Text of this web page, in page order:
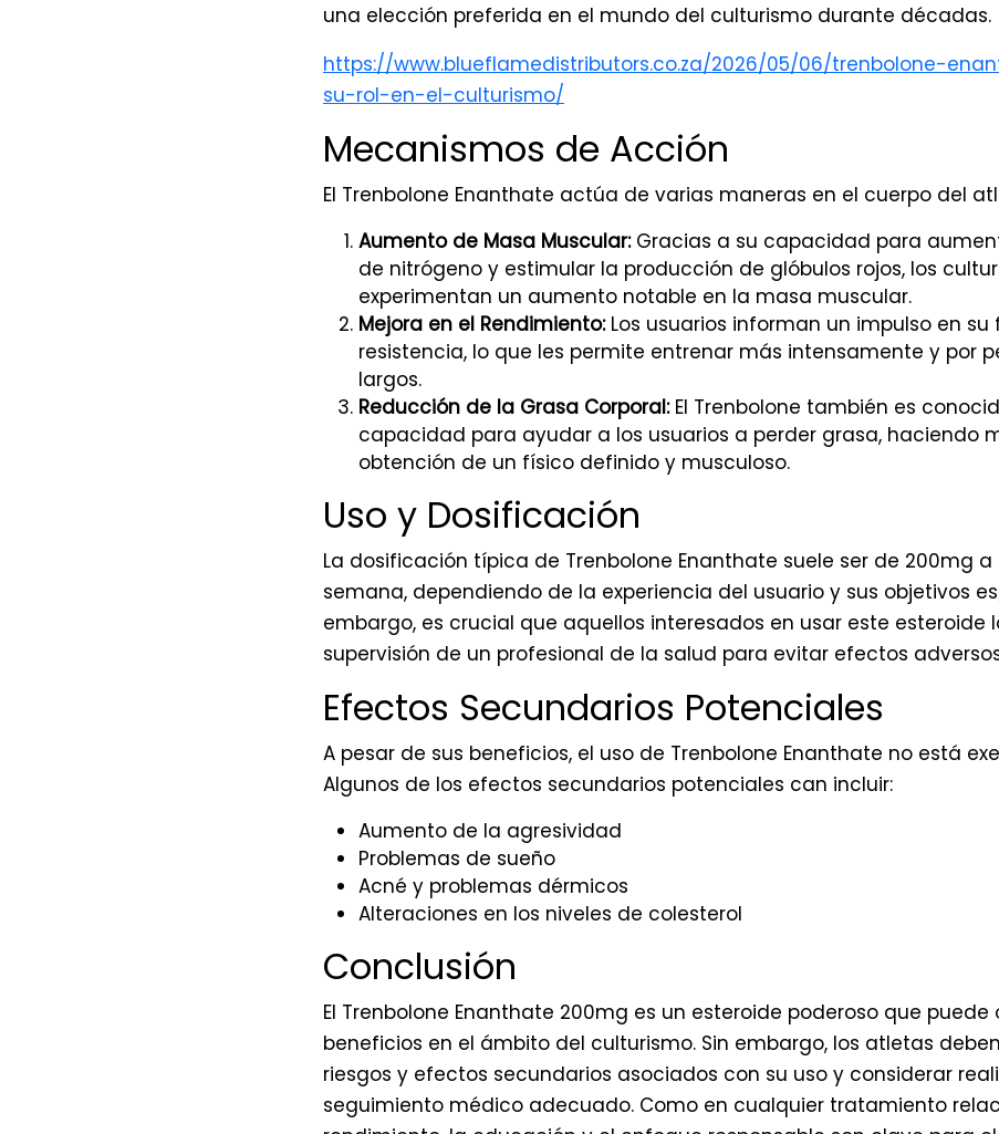
una elección preferida en el mundo del culturismo durante décadas.
https://www.blueflamedistributors.co.za/2026/05/06/trenbolone-
su-rol-en-el-culturismo/
Mecanismos de Acción
El Trenbolone Enanthate actúa de varias maneras en el cuerpo del
Aumento de Masa Muscular:Gracias a su capacidad para
de nitrógeno y estimular la producción de glóbulos rojos, los
experimentan un aumento notable en la masa muscular.
Mejora en el Rendimiento:Los usuarios informan un impulso en su
resistencia, lo que les permite entrenar más intensamente y por
largos.
Reducción de la Grasa Corporal:El Trenbolone también es
capacidad para ayudar a los usuarios a perder grasa, haciendo
obtención de un físico definido y musculoso.
Uso y Dosificación
La dosificación típica de Trenbolone Enanthate suele ser de 200mg
semana, dependiendo de la experiencia del usuario y sus objetivos
embargo, es crucial que aquellos interesados en usar este esteroide
supervisión de un profesional de la salud para evitar efectos
Efectos Secundarios Potenciales
A pesar de sus beneficios, el uso de Trenbolone Enanthate no está
Algunos de los efectos secundarios potenciales can incluir:
Aumento de la agresividad
Problemas de sueño
Acné y problemas dérmicos
Alteraciones en los niveles de colesterol
Conclusión
El Trenbolone Enanthate 200mg es un esteroide poderoso que
beneficios en el ámbito del culturismo. Sin embargo, los atletas
riesgos y efectos secundarios asociados con su uso y considerar
seguimiento médico adecuado. Como en cualquier tratamiento